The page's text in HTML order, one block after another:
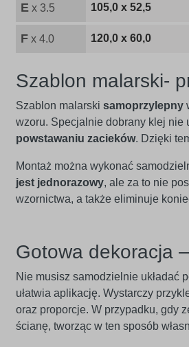
E x 3.5 105,0 x 52,5
F x 4.0 120,0 x 60,0
Szablon malarski-
Szablon malarski samoprzylepny
wzoru. Specjalnie dobrany klej nie
powstawaniu zacieków. Dzięki
Montaż można wykonać
jest jednorazowy, ale za to nie
wzornictwa, a także eliminuje
Gotowa dekoracja
Nie musisz samodzielnie układać
ułatwia aplikację. Wystarczy
oraz proporcje. W przypadku, gdy
ścianę, tworząc w ten sposób